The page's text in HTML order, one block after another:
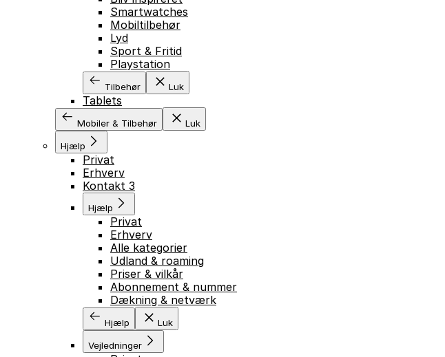
Smartwatches
Mobiltilbehør
Lyd
Sport & Fritid
Playstation
Tilbehør Luk
Tablets
Mobiler & Tilbehør Luk
Hjælp
Privat
Erhverv
Kontakt 3
Hjælp
Privat
Erhverv
Alle kategorier
Udland & roaming
Priser & vilkår
Abonnement & nummer
Dækning & netværk
Hjælp Luk
Vejledninger